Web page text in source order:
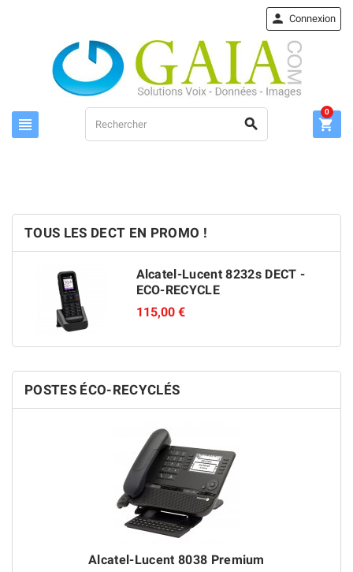
 
 Connexion

0
TOUS LES DECT EN PROMO !
Alcatel-Lucent 8232s DECT -
ECO-RECYCLE
115,00 €
POSTES ÉCO-RECYCLÉS
Alcatel-Lucent 8038 Premium